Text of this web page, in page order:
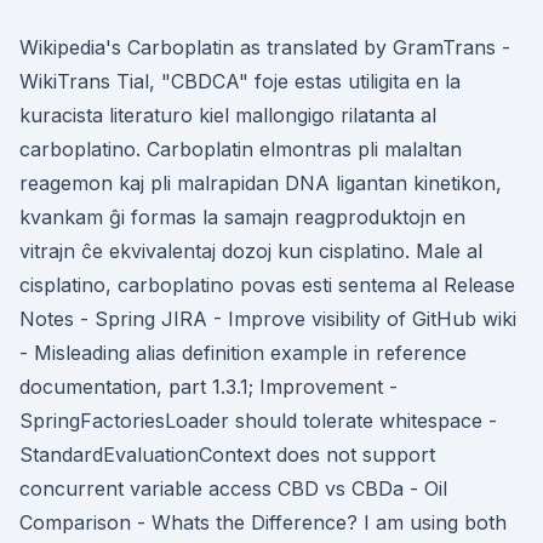
Wikipedia's Carboplatin as translated by GramTrans -
WikiTrans Tial, "CBDCA" foje estas utiligita en la
kuracista literaturo kiel mallongigo rilatanta al
carboplatino. Carboplatin elmontras pli malaltan
reagemon kaj pli malrapidan DNA ligantan kinetikon,
kvankam ĝi formas la samajn reagproduktojn en
vitrajn ĉe ekvivalentaj dozoj kun cisplatino. Male al
cisplatino, carboplatino povas esti sentema al Release
Notes - Spring JIRA - Improve visibility of GitHub wiki
- Misleading alias definition example in reference
documentation, part 1.3.1; Improvement -
SpringFactoriesLoader should tolerate whitespace -
StandardEvaluationContext does not support
concurrent variable access CBD vs CBDa - Oil
Comparison - Whats the Difference? I am using both